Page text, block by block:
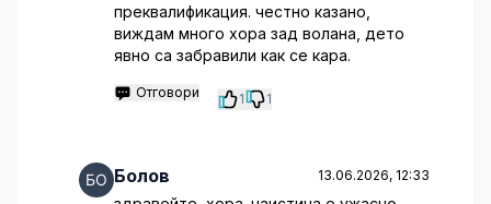
преквалификация. честно казано,
виждам много хора зад волана, дето
явно са забравили как се кара.
Отговори 1 1
Болов 13.06.2026, 12:33